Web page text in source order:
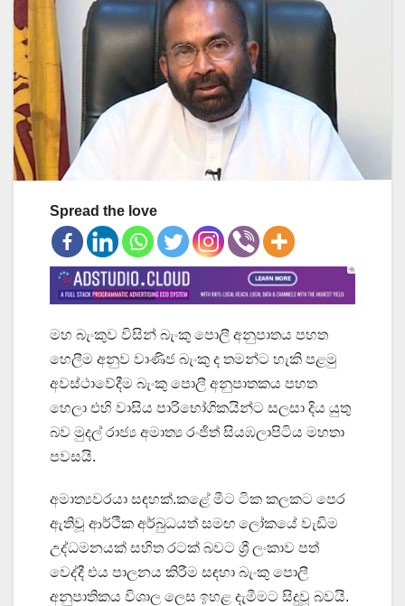
Spread the love
මහ බැංකුව විසින් බැංකු පොලී අනුපාතය පහත
හෙලීම අනුව වාණිජ බැංකු ද තමන්ට හැකි පළමු
අවස්ථාවේදීම බැංකු පොලී අනුපාතකය පහත
හෙලා එහි වාසිය පාරිභෝගිකයින්ට සලසා දිය යුතු
බව මුදල් රාජ්‍ය අමාත්‍ය රංජිත් සියඹලාපිටිය මහතා
පවසයි.
අමාත්‍යවරයා සඳහක්.කළේ මීට ටික කලකට පෙර
ඇතිවූ ආර්ථික අර්බුධයත් සමඟ ලෝකයේ වැඩිම
උද්ධමනයක් සහිත රටක් බවට ශ්‍රී ලංකාව පත්
වෙද්දී එය පාලනය කිරීම සඳහා බැංකු පොලී
අනුපාතිකය විශාල ලෙස ඉහළ දැමීමට සිදුවූ බවයි.